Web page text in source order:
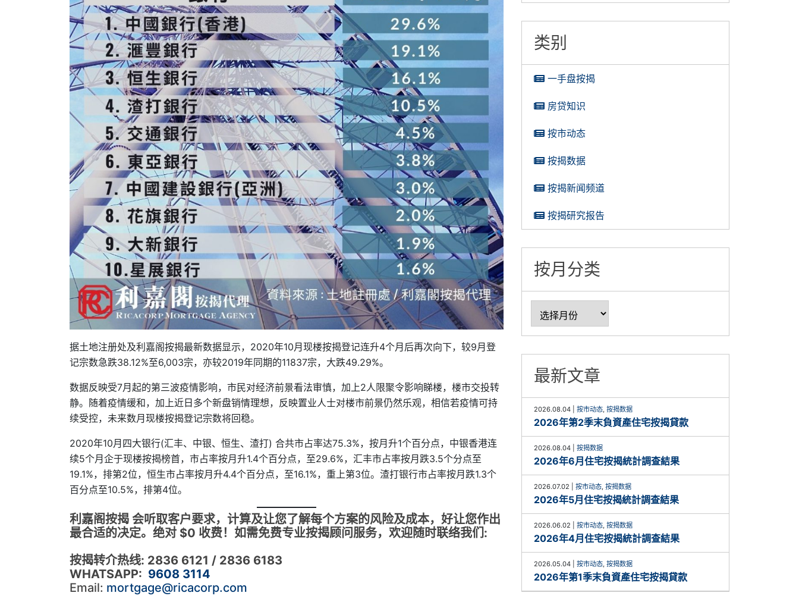
据土地注册处及利嘉阁按揭最新数据显示，2020年10月现楼按揭登记连升4个月后再次向下，较9月登
记宗数急跌38.12%至6,003宗，亦较2019年同期的11837宗，大跌49.29%。
数据反映受7月起的第三波疫情影响，市民对经济前景看法审慎，加上2人限聚令影响睇楼，楼市交投转
静。随着疫情缓和，加上近日多个新盘销情理想，反映置业人士对楼市前景仍然乐观，相信若疫情可持
续受控，未来数月现楼按揭登记宗数将回稳。
2020年10月四大银行(汇丰、中银、恒生、渣打) 合共市占率达75.3%，按月升1个百分点，中银香港连
续5个月企于现楼按揭榜首，市占率按月升1.4个百分点，至29.6%，汇丰市占率按月跌3.5个分点至
19.1%，排第2位，恒生市占率按月升4.4个百分点，至16.1%，重上第3位。渣打银行市占率按月跌1.3个
百分点至10.5%，排第4位。
利嘉阁按揭 会听取客户要求，计算及让您了解每个方案的风险及成本，好让您作出
最合适的决定。绝对 $0 收费！如需免费专业按揭顾问服务，欢迎随时联络我们:
按揭转介热线: 2836 6121 / 2836 6183
WHATSAPP: 9608 3114
Email: mortgage@ricacorp.com
类别
一手盘按揭
房贷知识
按市动态
按揭数据
按揭新闻频道
按揭研究报告
按月分类
最新文章
2026.08.04 按市动态 按揭数据
2026年第2季末負資產住宅按揭貸款
2026.08.04 按揭数据
2026年6月住宅按揭統計調查結果
2026.07.02 按市动态 按揭数据
2026年5月住宅按揭統計調查結果
2026.06.02 按市动态 按揭数据
2026年4月住宅按揭統計調查結果
2026.05.04 按市动态 按揭数据
2026年第1季末負資產住宅按揭貸款